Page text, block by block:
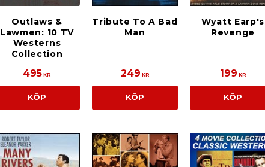
Outlaws &
Lawmen: 10 TV
Westerns
Collection
495 KR
KÖP
Tribute To A Bad
Man
249 KR
KÖP
Wyatt Earp's
Revenge
199 KR
KÖP